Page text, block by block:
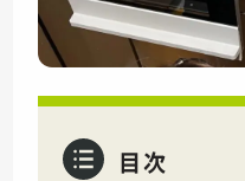
目次